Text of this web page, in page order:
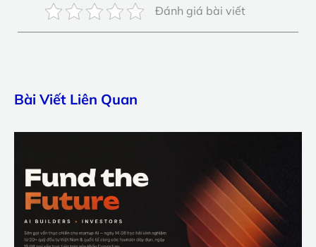
Đánh giá bài viết
Bài Viết Liên Quan